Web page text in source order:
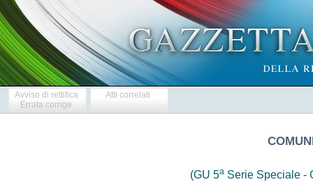
Avviso di rettifica
Errata corrige
Atti correlati
(GU 5a Serie Speciale -